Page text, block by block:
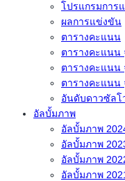
โปรแกรมการ
ผลการแข่งขัน
ตารางคะแนน
ตารางคะแนน
ตารางคะแนน
ตารางคะแนน
อันดับดาวซัลโ
อัลบั้มภาพ
อัลบั้มภาพ
อัลบั้มภาพ
อัลบั้มภาพ
อัลบั้มภาพ